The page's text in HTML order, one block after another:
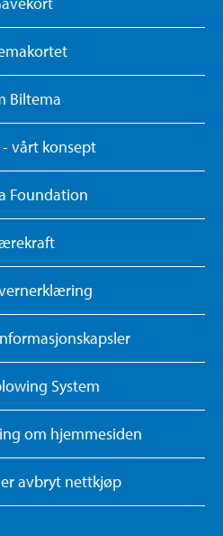
Biltema
vårt konsept
Foundation
System
om hjemmesiden
avbryt nettkjøp